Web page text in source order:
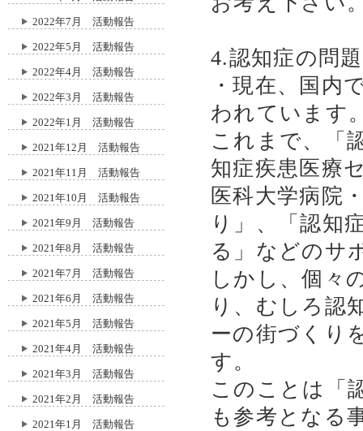
2022年7月 活動報告
2022年5月 活動報告
2022年4月 活動報告
2022年3月 活動報告
2022年1月 活動報告
2021年12月 活動報告
2021年11月 活動報告
2021年10月 活動報告
2021年9月 活動報告
2021年8月 活動報告
2021年7月 活動報告
2021年6月 活動報告
2021年5月 活動報告
2021年4月 活動報告
2021年3月 活動報告
2021年2月 活動報告
2021年1月 活動報告
4.認知症の問
・現在、国内
われています
これまで、「
知症疾患医療
医科大学病院
り」、「認知
る」などのサ
しかし、個々
り、むしろ認
ーの街づくり
す。
このことは「
も参考となる